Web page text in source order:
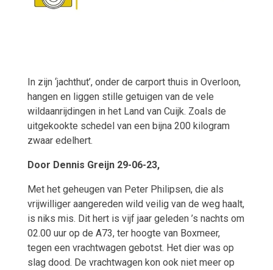
In zijn ‘jachthut’, onder de carport thuis in Overloon,
hangen en liggen stille getuigen van de vele
wildaanrijdingen in het Land van Cuijk. Zoals de
uitgekookte schedel van een bijna 200 kilogram
zwaar edelhert.
Door Dennis Greijn 29-06-23,
Met het geheugen van Peter Philipsen, die als
vrijwilliger aangereden wild veilig van de weg haalt,
is niks mis. Dit hert is vijf jaar geleden ’s nachts om
02.00 uur op de A73, ter hoogte van Boxmeer,
tegen een vrachtwagen gebotst. Het dier was op
slag dood. De vrachtwagen kon ook niet meer op